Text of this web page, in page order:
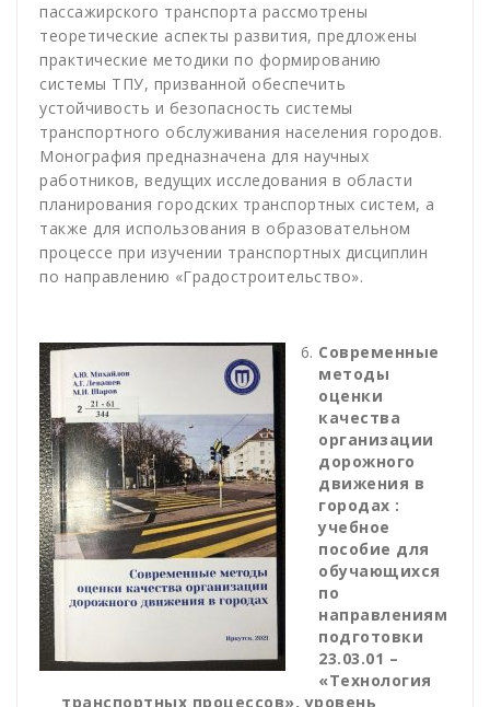
пассажирского транспорта рассмотрены
теоретические аспекты развития, предложены
практические методики по формированию
системы ТПУ, призванной обеспечить
устойчивость и безопасность системы
транспортного обслуживания населения городов.
Монография предназначена для научных
работников, ведущих исследования в области
планирования городских транспортных систем, а
также для использования в образовательном
процессе при изучении транспортных дисциплин
по направлению «Градостроительство».
Современные
методы
оценки
качества
организации
дорожного
движения в
городах :
учебное
пособие для
обучающихся
по
направлениям
подготовки
23.03.01 –
«Технология
транспортных процессов», уровень